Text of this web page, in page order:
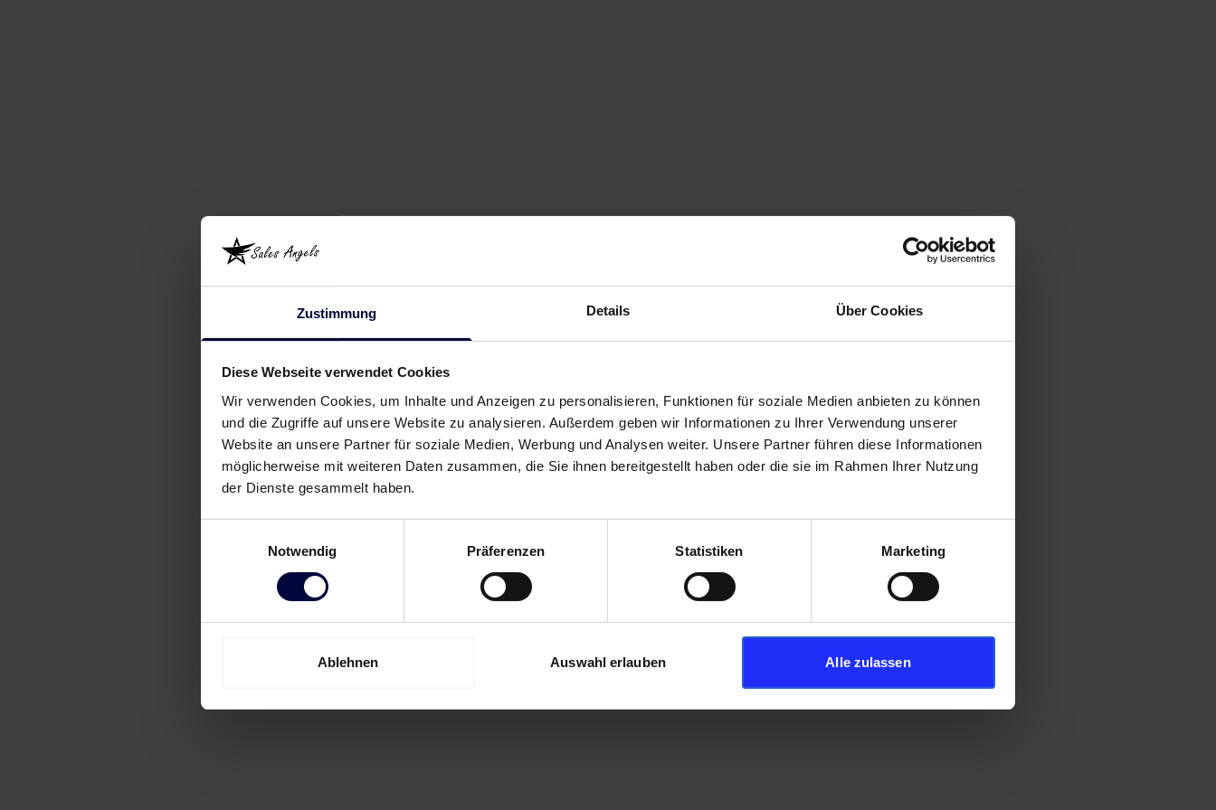
Zustimmung Details Über Cookies
Diese Webseite verwendet Cookies
Wir verwenden Cookies, um Inhalte und Anzeigen zu personalisieren, Funktionen für soziale Medien anbieten zu können
und die Zugriffe auf unsere Website zu analysieren. Außerdem geben wir Informationen zu Ihrer Verwendung unserer
Website an unsere Partner für soziale Medien, Werbung und Analysen weiter. Unsere Partner führen diese Informationen
möglicherweise mit weiteren Daten zusammen, die Sie ihnen bereitgestellt haben oder die sie im Rahmen Ihrer Nutzung
der Dienste gesammelt haben.
Notwendig
Präferenzen Statistiken Marketing
Ablehnen Auswahl erlauben Alle zulassen